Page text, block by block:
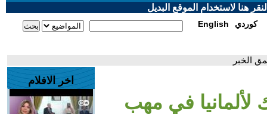
هنا لاستخدام الموقع البديل
English كوردي
الخبر
لألمانيا في مهب
اخر الافلام